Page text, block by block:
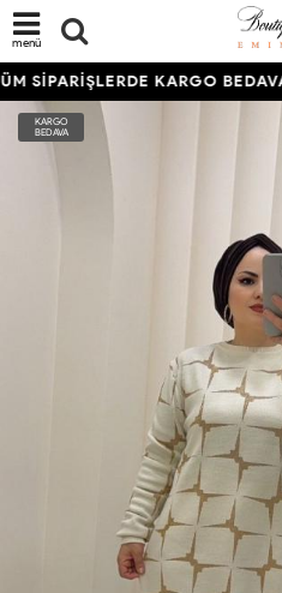
menü
SİPARİŞLERDE KARGO BEDAVA
KARGO
BEDAVA